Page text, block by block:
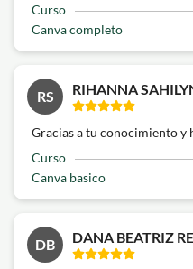
Curso
Canva completo
RS RIHANNA
Gracias a tu conocimiento
Curso
Canva basico
DB DANA BEATRIZ